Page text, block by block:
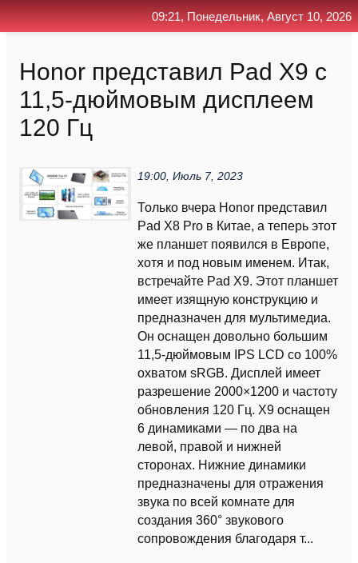
Honor представил Pad X9 с
11,5-дюймовым дисплеем
120 Гц
19:00, Июль 7, 2023
Только вчера Honor представил
Pad X8 Pro в Китае, а теперь этот
же планшет появился в Европе,
хотя и под новым именем. Итак,
встречайте Pad X9. Этот планшет
имеет изящную конструкцию и
предназначен для мультимедиа.
Он оснащен довольно большим
11,5-дюймовым IPS LCD со 100%
охватом sRGB. Дисплей имеет
разрешение 2000×1200 и частоту
обновления 120 Гц. X9 оснащен
6 динамиками — по два на
левой, правой и нижней
сторонах. Нижние динамики
предназначены для отражения
звука по всей комнате для
создания 360° звукового
сопровождения благодаря т...
09:21, Понедельник, Август 10, 2026